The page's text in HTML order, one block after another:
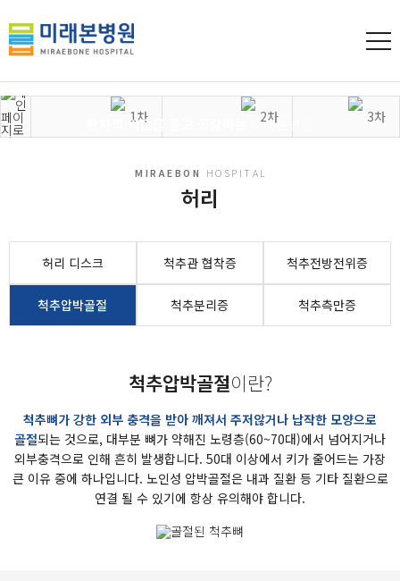
MIRAEBON
진료센터
환자의 아픔을 듣고 공감하는 미래본병원
MIRAEBON HOSPITAL
허리
허리 디스크 척추관 협착증 척추전방전위증
척추압박골절 척추분리증 척추측만증
척추압박골절이란?
척추뼈가 강한 외부 충격을 받아 깨져서 주저않거나 납작한 모양으로
골절되는 것으로, 대부분 뼈가 약해진 노령층(60~70대)에서 넘어지거나
외부충격으로 인해 흔히 발생합니다. 50대 이상에서 키가 줄어드는 가장
큰 이유 중에 하나입니다. 노인성 압박골절은 내과 질환 등 기타 질환으로
연결 될 수 있기에 항상 유의해야 합니다.